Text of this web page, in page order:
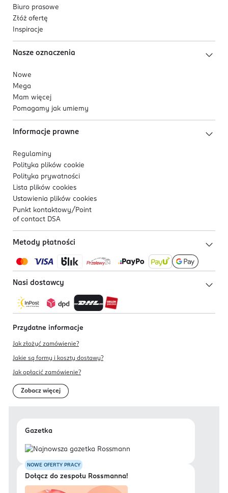
Biuro prasowe
Złóż ofertę
Inspiracje
Nasze oznaczenia
Nowe
Mega
Mam więcej
Pomagamy jak umiemy
Informacje prawne
Regulaminy
Polityka plików cookie
Polityka prywatności
Lista plików cookies
Ustawienia plików cookies
Punkt kontaktowy/ Point
of contact DSA
Metody płatności
Nasi dostawcy
Przydatne informacje
Jak złożyć zamówienie?
Jakie są formy i koszty dostawy?
Jak opłacić zamówienie?
Zobacz więcej
Gazetka
NOWE OFERTY PRACY
Dołącz do zespołu Rossmanna!